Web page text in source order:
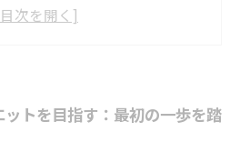
共に挑む！効率的なトレーニ
トを目指す：最初の一歩を踏